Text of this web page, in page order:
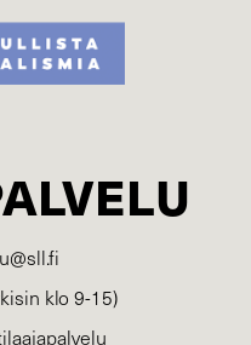
klo 9-15)